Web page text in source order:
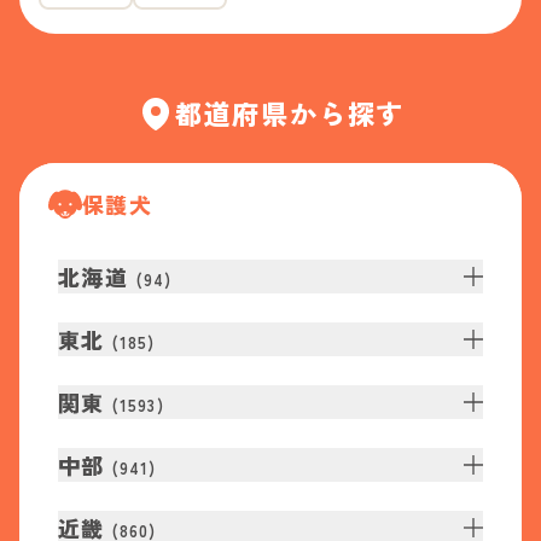
都道府県から探す
保護犬
北海道 (94)
東北 (185)
関東 (1593 )
中部 (941 )
近畿 (860)